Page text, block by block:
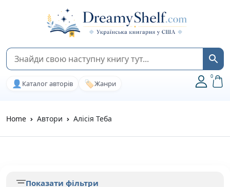
👤 Каталог авторів 🏷️Жанри
0
Home Автори Алісія Теба
Показати фільтри